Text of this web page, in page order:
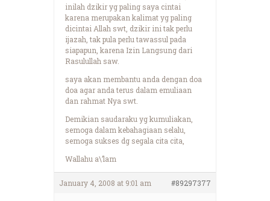
inilah dzikir yg paling saya cintai
karena merupakan kalimat yg paling
dicintai Allah swt, dzikir ini tak perlu
ijazah, tak pula perlu tawassul pada
siapapun, karena Izin Langsung dari
Rasulullah saw.
saya akan membantu anda dengan doa
doa agar anda terus dalam emuliaan
dan rahmat Nya swt.
Demikian saudaraku yg kumuliakan,
semoga dalam kebahagiaan selalu,
semoga sukses dg segala cita cita,
Wallahu a\’lam
January 4, 2008 at 9:01 am #89297377